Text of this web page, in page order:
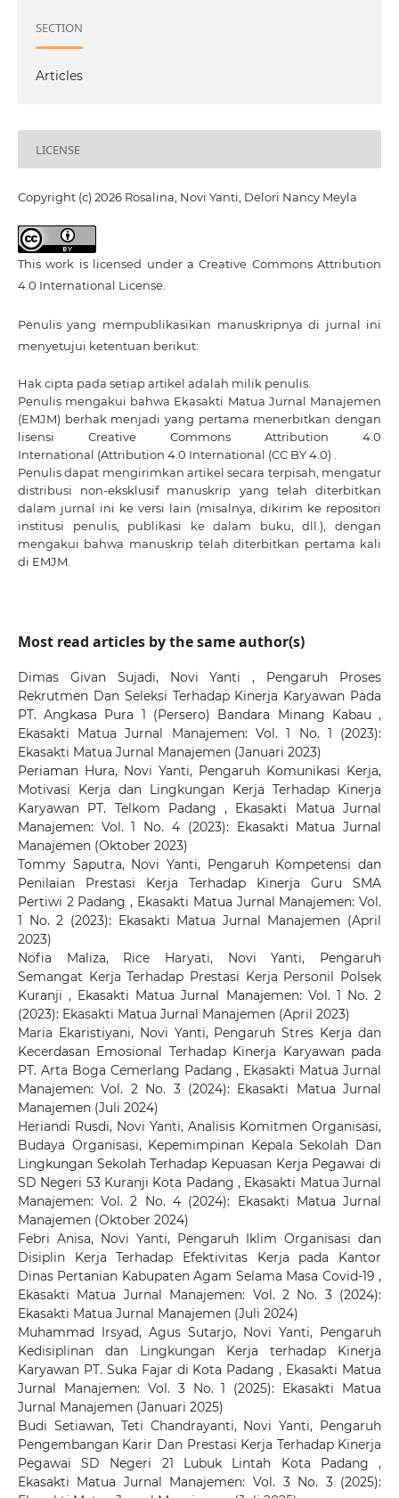
SECTION
Articles
LICENSE
Copyright (c) 2026 Rosalina, Novi Yanti, Delori Nancy Meyla
This work is licensed under aCreative Commons Attribution
4.0 International License.
Penulis yang mempublikasikan manuskripnya di jurnal ini
menyetujui ketentuan berikut:
Hak cipta pada setiap artikel adalah milik penulis.
Penulis mengakui bahwa Ekasakti Matua Jurnal Manajemen
(EMJM) berhak menjadi yang pertama menerbitkan dengan
lisensi Creative Commons Attribution 4.0
International (Attribution 4.0 International (CC BY 4.0) .
Penulis dapat mengirimkan artikel secara terpisah, mengatur
distribusi non-eksklusif manuskrip yang telah diterbitkan
dalam jurnal ini ke versi lain (misalnya, dikirim ke repositori
institusi penulis, publikasi ke dalam buku, dll.), dengan
mengakui bahwa manuskrip telah diterbitkan pertama kali
di EMJM.
Most read articles by the same author(s)
Dimas Givan Sujadi, Novi Yanti , Pengaruh Proses
Rekrutmen Dan Seleksi Terhadap Kinerja Karyawan Pada
PT. Angkasa Pura 1 (Persero) Bandara Minang Kabau,
Ekasakti Matua Jurnal Manajemen: Vol. 1 No. 1 (2023):
Ekasakti Matua Jurnal Manajemen (Januari 2023)
Periaman Hura, Novi Yanti, Pengaruh Komunikasi Kerja,
Motivasi Kerja dan Lingkungan Kerja Terhadap Kinerja
Karyawan PT. Telkom Padang, Ekasakti Matua Jurnal
Manajemen: Vol. 1 No. 4 (2023): Ekasakti Matua Jurnal
Manajemen (Oktober 2023)
Tommy Saputra, Novi Yanti, Pengaruh Kompetensi dan
Penilaian Prestasi Kerja Terhadap Kinerja Guru SMA
Pertiwi 2 Padang, Ekasakti Matua Jurnal Manajemen: Vol.
1 No. 2 (2023): Ekasakti Matua Jurnal Manajemen (April
2023)
Nofia Maliza, Rice Haryati, Novi Yanti, Pengaruh
Semangat Kerja Terhadap Prestasi Kerja Personil Polsek
Kuranji, Ekasakti Matua Jurnal Manajemen: Vol. 1 No. 2
(2023): Ekasakti Matua Jurnal Manajemen (April 2023)
Maria Ekaristiyani, Novi Yanti, Pengaruh Stres Kerja dan
Kecerdasan Emosional Terhadap Kinerja Karyawan pada
PT. Arta Boga Cemerlang Padang, Ekasakti Matua Jurnal
Manajemen: Vol. 2 No. 3 (2024): Ekasakti Matua Jurnal
Manajemen (Juli 2024)
Heriandi Rusdi, Novi Yanti,Analisis Komitmen Organisasi,
Budaya Organisasi, Kepemimpinan Kepala Sekolah Dan
Lingkungan Sekolah Terhadap Kepuasan Kerja Pegawai di
SD Negeri 53 Kuranji Kota Padang, Ekasakti Matua Jurnal
Manajemen: Vol. 2 No. 4 (2024): Ekasakti Matua Jurnal
Manajemen (Oktober 2024)
Febri Anisa, Novi Yanti, Pengaruh Iklim Organisasi dan
Disiplin Kerja Terhadap Efektivitas Kerja pada Kantor
Dinas Pertanian Kabupaten Agam Selama Masa Covid-19,
Ekasakti Matua Jurnal Manajemen: Vol. 2 No. 3 (2024):
Ekasakti Matua Jurnal Manajemen (Juli 2024)
Muhammad Irsyad, Agus Sutarjo, Novi Yanti, Pengaruh
Kedisiplinan dan Lingkungan Kerja terhadap Kinerja
Karyawan PT. Suka Fajar di Kota Padang, Ekasakti Matua
Jurnal Manajemen: Vol. 3 No. 1 (2025): Ekasakti Matua
Jurnal Manajemen (Januari 2025)
Budi Setiawan, Teti Chandrayanti, Novi Yanti, Pengaruh
Pengembangan Karir Dan Prestasi Kerja Terhadap Kinerja
Pegawai SD Negeri 21 Lubuk Lintah Kota Padang,
Ekasakti Matua Jurnal Manajemen: Vol. 3 No. 3 (2025):